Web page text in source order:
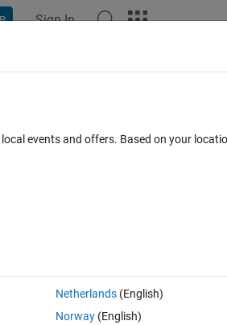
Sign In
のま​まSQL データベー
events and offers. Based on your
Netherlands(English)
Norway(English)